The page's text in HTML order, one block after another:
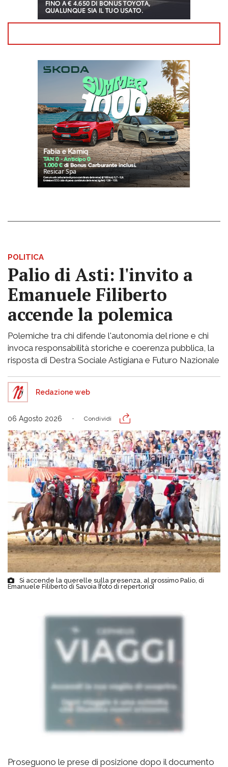
POLITICA
Palio di Asti: l'invito a
Emanuele Filiberto
accende la polemica
Polemiche tra chi difende l'autonomia del rione e chi
invoca responsabilità storiche e coerenza pubblica, la
risposta di Destra Sociale Astigiana e Futuro Nazionale
Redazione web
06 Agosto 2026 Condividi
Si accende la querelle sulla presenza, al prossimo Palio, di
Emanuele Filiberto di Savoia [foto di repertorio]
Proseguono le prese di posizione dopo il documento